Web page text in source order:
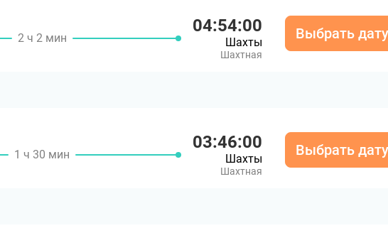
2 ч 2 мин
04:54:00
Шахты
Шахтная
Выбрать дату
1 ч 30 мин
03:46:00
Шахты
Шахтная
Выбрать дату